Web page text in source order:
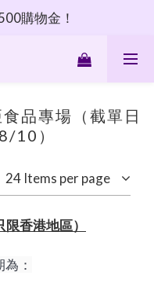
購物金！
品專場（截單日
10）
24 Items per page
限香港地區）
：